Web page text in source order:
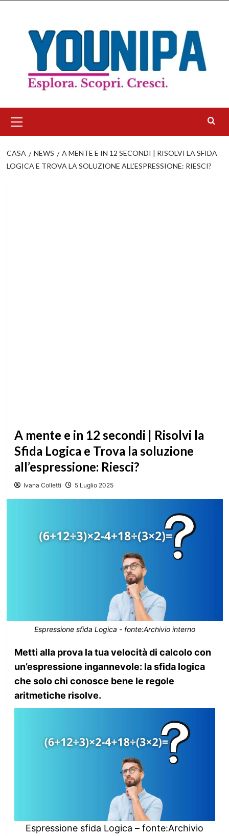
contenuto
principale
CASA NEWS
A MENTE E IN 12 SECONDI | RISOLVI LA SFIDA
LOGICA E TROVA LA SOLUZIONE ALL’ESPRESSIONE: RIESCI?
A mente e in 12 secondi | Risolvi la
Sfida Logica e Trova la soluzione
all’espressione: Riesci?
Ivana Colletti 5 Luglio 2025
Espressione sfida Logica - fonte:Archivio interno
Metti alla prova la tua velocità di calcolo con
un’espressione ingannevole: la sfida logica
che solo chi conosce bene le regole
aritmetiche risolve.
Espressione sfida Logica – fonte:Archivio